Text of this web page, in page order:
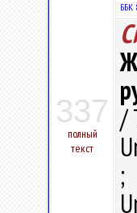
337
полный
текст
ББК
/
;